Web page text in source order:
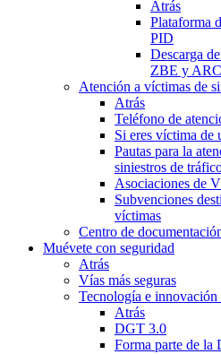
Atrás
Plataforma
PID
Descarga
ZBE y
Atención a víctimas de
Atrás
Teléfono de
Si eres víctima de
Pautas para la
siniestros de
Asociaciones de
Subvenciones
víctimas
Centro de
Muévete con seguridad
Atrás
Vías más seguras
Tecnología e innovación
Atrás
DGT 3.0
Forma parte de la